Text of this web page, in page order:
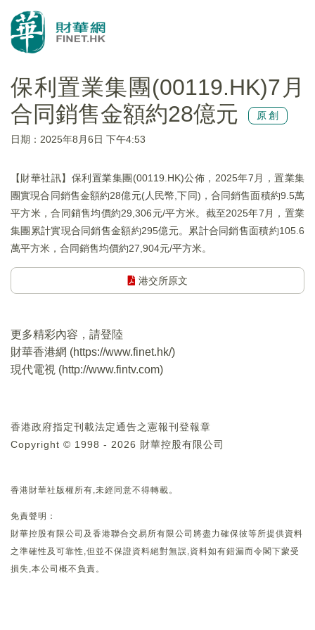
保利置業集團(00119.HK)7月
合同銷售金額約28億元
原創
日期：2025年8月6日 下午4:53
【財華社訊】保利置業集團(00119.HK)公佈，2025年7月，置業集
團實現合同銷售金額約28億元(人民幣,下同)，合同銷售面積約9.5萬
平方米，合同銷售均價約29,306元/平方米。截至2025年7月，置業
集團累計實現合同銷售金額約295億元。累計合同銷售面積約105.6
萬平方米，合同銷售均價約27,904元/平方米。
港交所原文
更多精彩內容，請登陸
財華香港網 (https://www.finet.hk/)
現代電視 (http://www.fintv.com)
香港政府指定刊載法定通告之憲報刊登報章
Copyright © 1998 - 2026 財華控股有限公司
香港財華社版權所有,未經同意不得轉載。
免責聲明：
財華控股有限公司及香港聯合交易所有限公司將盡力確保彼等所提供資料
之準確性及可靠性,但並不保證資料絕對無誤,資料如有錯漏而令閣下蒙受
損失,本公司概不負責。